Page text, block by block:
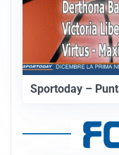
Sportoday –